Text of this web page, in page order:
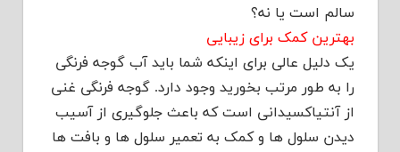
سالم است یا نه؟
بهترین کمک برای زیبایی
یک دلیل عالی برای اینکه شما باید آب گوجه فرنگی
را به طور مرتب بخورید وجود دارد. گوجه فرنگی غنی
از آنتیاکسیدانی است که باعث جلوگیری از آسیب
دیدن سلول ها و کمک به تعمیر سلول ها و بافت ها